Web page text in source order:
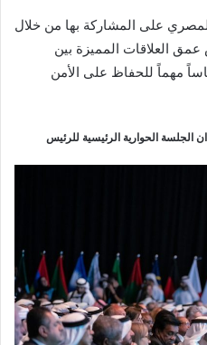
على المشاركة بها من خلال
العلاقات المميزة بين
مهماً للحفاظ على الأمن
الجلسة الحوارية الرئيسية للرئيس